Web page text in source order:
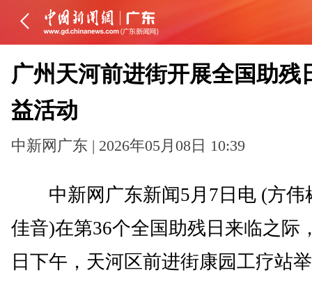
广州天河前进街开展全国助残
益活动
中新网广东 | 2026年05月08日 10:39
中新网广东新闻5月7日电 (方伟
佳音)在第36个全国助残日来临之际
日下午，天河区前进街康园工疗站